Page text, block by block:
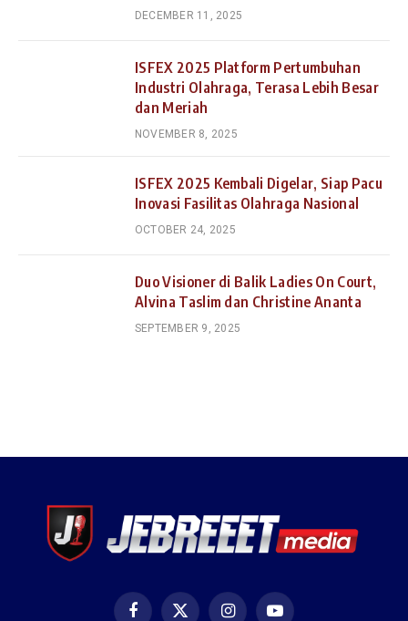
DECEMBER 11, 2025
ISFEX 2025 Platform Pertumbuhan
Industri Olahraga, Terasa Lebih Besar
dan Meriah
NOVEMBER 8, 2025
ISFEX 2025 Kembali Digelar, Siap Pacu
Inovasi Fasilitas Olahraga Nasional
OCTOBER 24, 2025
Duo Visioner di Balik Ladies On Court,
Alvina Taslim dan Christine Ananta
SEPTEMBER 9, 2025